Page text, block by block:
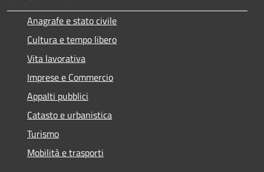
Anagrafe e stato civile
Cultura e tempo libero
Vita lavorativa
Imprese e Commercio
Appalti pubblici
Catasto e urbanistica
Turismo
Mobilità e trasporti